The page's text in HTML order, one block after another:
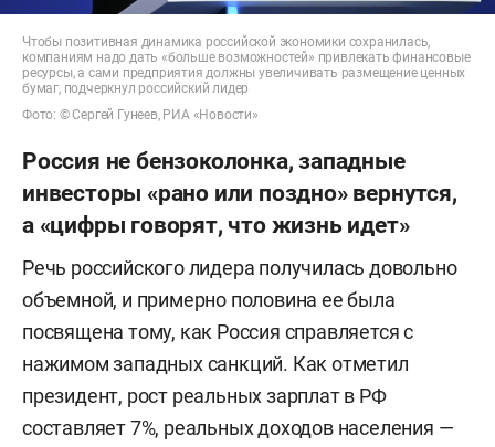
Чтобы позитивная динамика российской экономики сохранилась,
компаниям надо дать «больше возможностей» привлекать финансовые
ресурсы, а сами предприятия должны увеличивать размещение ценных
бумаг, подчеркнул российский лидер
Фото: © Сергей Гунеев, РИА «Новости»
Россия не бензоколонка, западные
инвесторы «рано или поздно» вернутся,
а «цифры говорят, что жизнь идет»
Речь российского лидера получилась довольно
объемной, и примерно половина ее была
посвящена тому, как Россия справляется с
нажимом западных санкций. Как отметил
президент, рост реальных зарплат в РФ
составляет 7%, реальных доходов населения —